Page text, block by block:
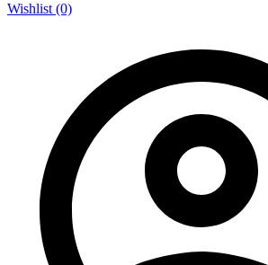
Wishlist (0)